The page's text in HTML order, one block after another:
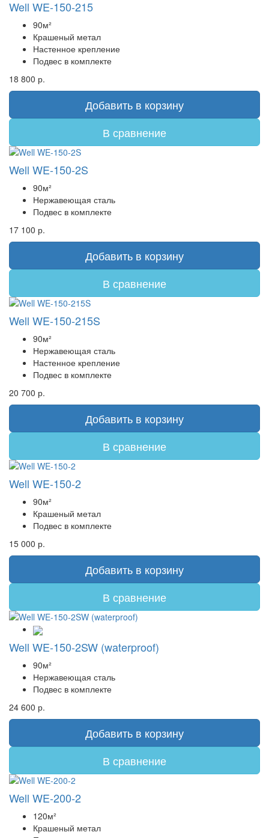
Well WE-150-215
90м²
Крашеный метал
Настенное крепление
Подвес в комплекте
18 800 р.
Добавить в корзину
В сравнение
Well WE-150-2S
90м²
Нержавеющая сталь
Подвес в комплекте
17 100 р.
Добавить в корзину
В сравнение
Well WE-150-215S
90м²
Нержавеющая сталь
Настенное крепление
Подвес в комплекте
20 700 р.
Добавить в корзину
В сравнение
Well WE-150-2
90м²
Крашеный метал
Подвес в комплекте
15 000 р.
Добавить в корзину
В сравнение
Well WE-150-2SW (waterproof)
90м²
Нержавеющая сталь
Подвес в комплекте
24 600 р.
Добавить в корзину
В сравнение
Well WE-200-2
120м²
Крашеный метал